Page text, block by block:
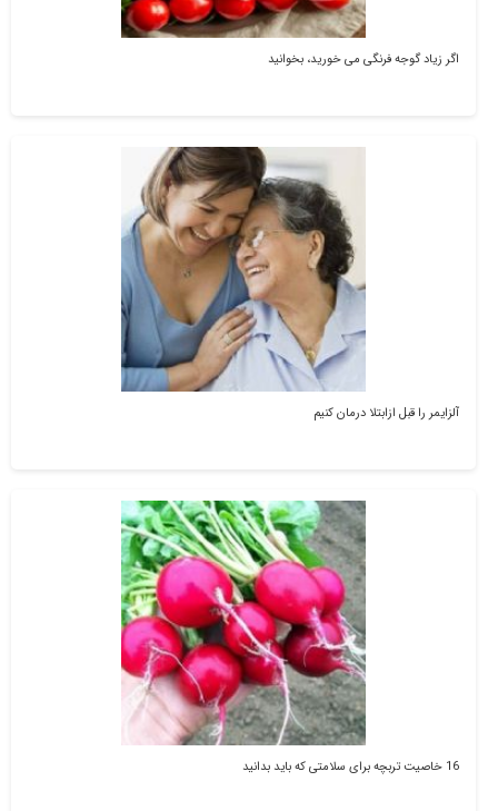
اگر زیاد گوجه فرنگی می خورید، بخوانید
آلزایمر را قبل ازابتلا درمان کنیم
16 خاصیت تربچه برای سلامتی که باید بدانید